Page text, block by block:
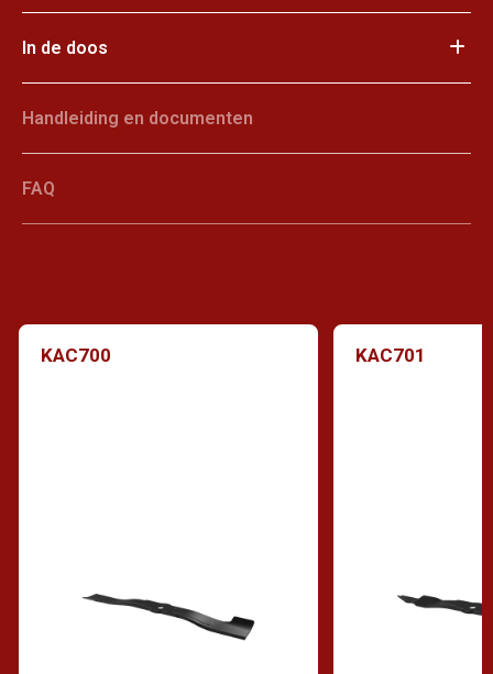
In de doos
Handleiding en documenten
FAQ
KAC700 KAC701